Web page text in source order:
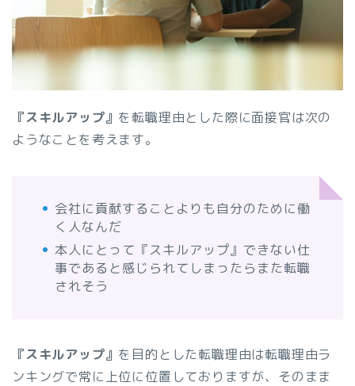
『スキルアップ』 を転職理由とした際に面接官は次の
ようなことを考えます。
会社に貢献することよりも自分のために働
く人なんだ
本人にとって『スキルアップ』できない仕
事であると感じられてしまったらまた転職
されそう
『スキルアップ』 を目的とした転職理由は転職理由ラ
ンキングで常に上位に位置しておりますが、そのまま